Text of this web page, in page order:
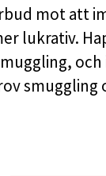
mot att
lukrativ.